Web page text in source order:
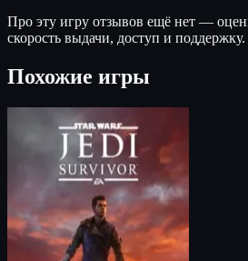
Про эту игру отзывов ещё нет —
скорость выдачи, доступ и поддержку.
Похожие игры